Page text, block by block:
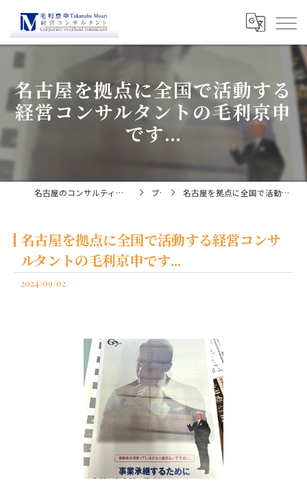
名古屋を拠点に全国で活動する
経営コンサルタントの毛利京申
です...
名古屋のコンサルティングなら経営コンサルタント毛利京申 ブログ 名古屋を拠点に全国で活動する経営コンサルタントの毛利京申です...
名古屋を拠点に全国で活動する経営コンサ
ルタントの毛利京申です...
2024/09/02